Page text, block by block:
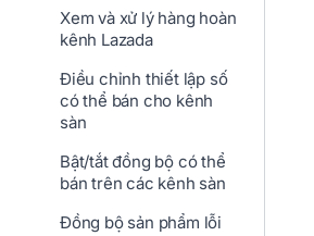
Xem và xử lý hàng hoàn
kênh Lazada
Điều chỉnh thiết lập số
có thể bán cho kênh
sàn
Bật/tắt đồng bộ có thể
bán trên các kênh sàn
Đồng bộ sản phẩm lỗi